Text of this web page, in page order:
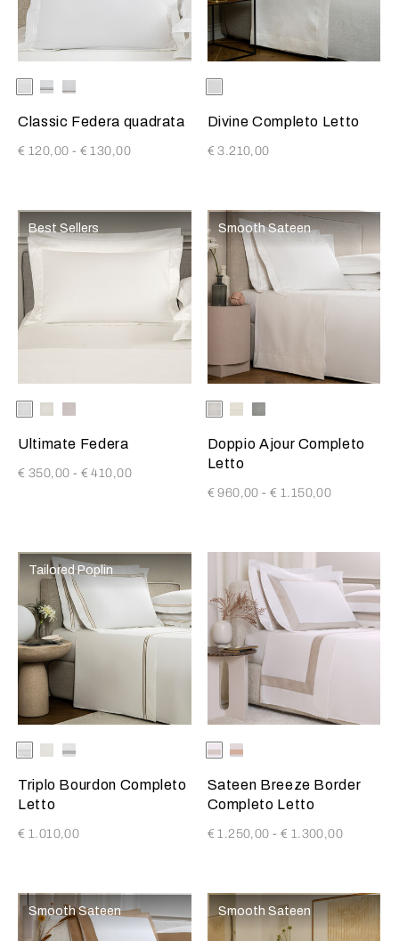
Selezionando il colore si aggiornerà l'immagine del prodotto
Available Colors
Bianco-
Bianco
White-
Classic Federa quadrata
€ 120,00 - € 130,00
Available Colors
Divine Completo Letto
€ 3.210,00
Best Sellers
Selezionando il colore si aggiornerà l'immagine del prodotto
Available Colors
Ultimate Federa
€ 350,00 - € 410,00
Smooth Sateen
Selezionando il colore si
Available Colors
MilkScoglio
Doppio Ajour Completo
Letto
€ 960,00-€ 1.150,00
Tailored Poplin
Selezionando il colore si aggiornerà l'immagine del prodotto
Available Colors
Bianco-
SavageBeige
Bianco-Bianco-
Triplo Bourdon Completo
Letto
€ 1.010,00
Selezionando il colore si
Available Colors
Milk-
Greige
Milk-
Sateen Breeze Border
Completo Letto
€ 1.250,00- € 1.300,00
Smooth Sateen Smooth Sateen